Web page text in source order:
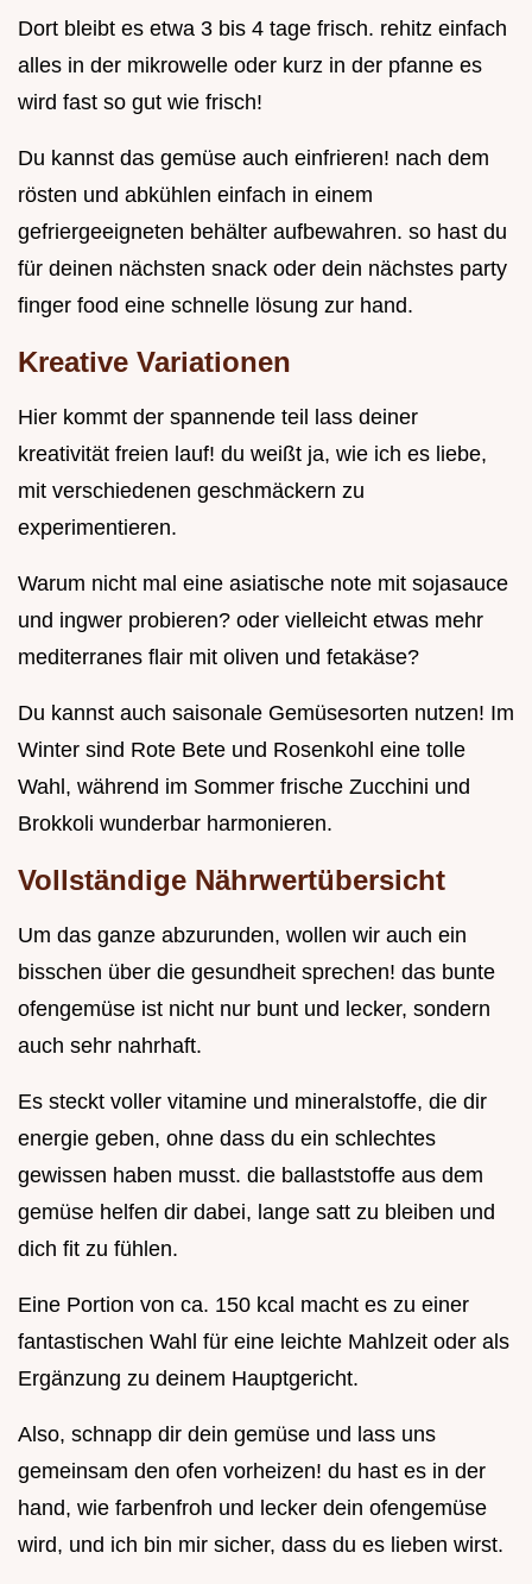
Dort bleibt es etwa 3 bis 4 tage frisch. rehitz einfach
alles in der mikrowelle oder kurz in der pfanne es
wird fast so gut wie frisch!
Du kannst das gemüse auch einfrieren! nach dem
rösten und abkühlen einfach in einem
gefriergeeigneten behälter aufbewahren. so hast du
für deinen nächsten snack oder dein nächstes party
finger food eine schnelle lösung zur hand.
Kreative Variationen
Hier kommt der spannende teil lass deiner
kreativität freien lauf! du weißt ja, wie ich es liebe,
mit verschiedenen geschmäckern zu
experimentieren.
Warum nicht mal eine asiatische note mit sojasauce
und ingwer probieren? oder vielleicht etwas mehr
mediterranes flair mit oliven und fetakäse?
Du kannst auch saisonale Gemüsesorten nutzen! Im
Winter sind Rote Bete und Rosenkohl eine tolle
Wahl, während im Sommer frische Zucchini und
Brokkoli wunderbar harmonieren.
Vollständige Nährwertübersicht
Um das ganze abzurunden, wollen wir auch ein
bisschen über die gesundheit sprechen! das bunte
ofengemüse ist nicht nur bunt und lecker, sondern
auch sehr nahrhaft.
Es steckt voller vitamine und mineralstoffe, die dir
energie geben, ohne dass du ein schlechtes
gewissen haben musst. die ballaststoffe aus dem
gemüse helfen dir dabei, lange satt zu bleiben und
dich fit zu fühlen.
Eine Portion von ca. 150 kcal macht es zu einer
fantastischen Wahl für eine leichte Mahlzeit oder als
Ergänzung zu deinem Hauptgericht.
Also, schnapp dir dein gemüse und lass uns
gemeinsam den ofen vorheizen! du hast es in der
hand, wie farbenfroh und lecker dein ofengemüse
wird, und ich bin mir sicher, dass du es lieben wirst.